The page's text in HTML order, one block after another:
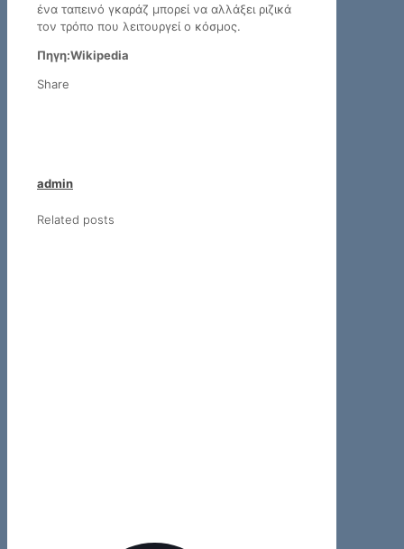
ένα ταπεινό γκαράζ μπορεί να αλλάξει ριζικά
τον τρόπο που λειτουργεί ο κόσμος.
Πηγη:Wikipedia
Share
admin
Related posts